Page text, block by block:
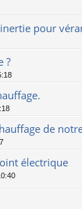
pour
?
de
électrique